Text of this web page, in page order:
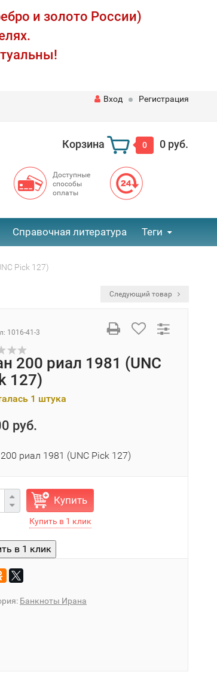
и золото России)
Вход Регистрация
Корзина 0 0 руб.
Доступные
способы
оплаты
Справочная литература Теги
Pick 127)
Следующий товар
1016-41-3
200 риал 1981 (UNC
127)
1 штука
руб.
риал 1981 (UNC Pick 127)
Купить
Банкноты Ирана